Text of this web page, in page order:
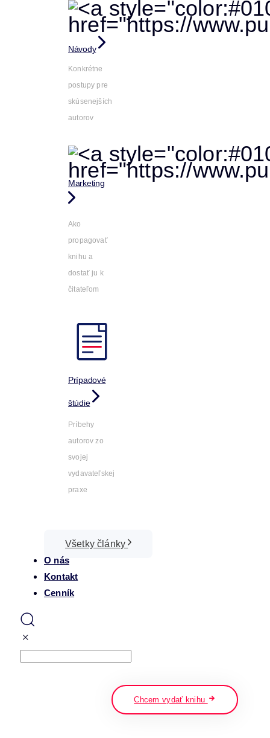
Návody
Konkrétne
postupy pre
skúsenejších
autorov
Marketing
Ako
propagovať
knihu a
dostať ju k
čitateľom
Prípadové
štúdie
Príbehy
autorov zo
svojej
vydavateľskej
praxe
Všetky články
O nás
Kontakt
Cenník
Chcem vydať knihu